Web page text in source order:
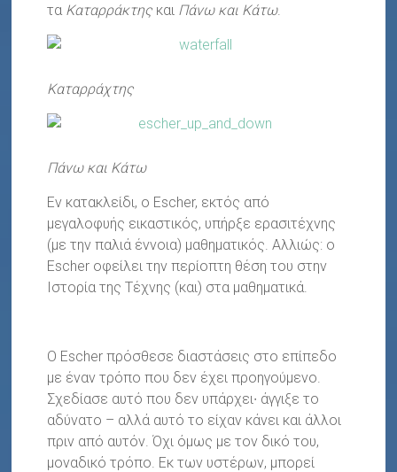
τα Καταρράκτης και Πάνω και Κάτω.
Καταρράχτης
Πάνω και Κάτω
Εν κατακλείδι, ο Escher, εκτός από
μεγαλοφυής εικαστικός, υπήρξε ερασιτέχνης
(με την παλιά έννοια) μαθηματικός. Αλλιώς: ο
Escher οφείλει την περίοπτη θέση του στην
Ιστορία της Τέχνης (και) στα μαθηματικά.
Ο Escher πρόσθεσε διαστάσεις στο επίπεδο
με έναν τρόπο που δεν έχει προηγούμενο.
Σχεδίασε αυτό που δεν υπάρχει∙ άγγιξε το
αδύνατο – αλλά αυτό το είχαν κάνει και άλλοι
πριν από αυτόν. Όχι όμως με τον δικό του,
μοναδικό τρόπο. Εκ των υστέρων, μπορεί